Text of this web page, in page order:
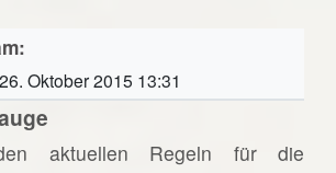
Oktober 2015 13:31
aktuellen Regeln für die